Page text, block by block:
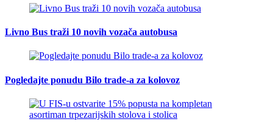
Livno Bus traži 10 novih vozača autobusa
Pogledajte ponudu Bilo trade-a za kolovoz